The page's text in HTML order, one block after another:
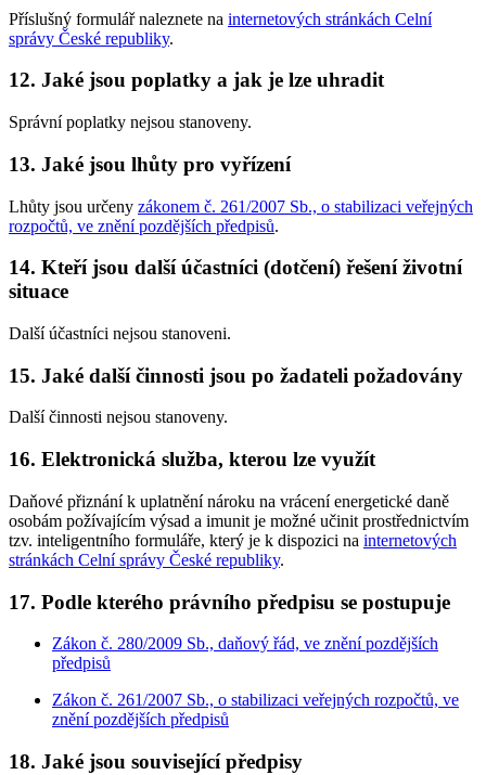
Příslušný formulář naleznete na internetových stránkách Celní
správy České republiky.
12. Jaké jsou poplatky a jak je lze uhradit
Správní poplatky nejsou stanoveny.
13. Jaké jsou lhůty pro vyřízení
Lhůty jsou určeny zákonem č. 261/2007 Sb., o stabilizaci veřejných
rozpočtů, ve znění pozdějších předpisů.
14. Kteří jsou další účastníci (dotčení) řešení životní
situace
Další účastníci nejsou stanoveni.
15. Jaké další činnosti jsou po žadateli požadovány
Další činnosti nejsou stanoveny.
16. Elektronická služba, kterou lze využít
Daňové přiznání k uplatnění nároku na vrácení energetické daně
osobám požívajícím výsad a imunit je možné učinit prostřednictvím
tzv. inteligentního formuláře, který je k dispozici na internetových
stránkách Celní správy České republiky.
17. Podle kterého právního předpisu se postupuje
Zákon č. 280/2009 Sb., daňový řád, ve znění pozdějších
předpisů
Zákon č. 261/2007 Sb., o stabilizaci veřejných rozpočtů, ve
znění pozdějších předpisů
18. Jaké jsou související předpisy